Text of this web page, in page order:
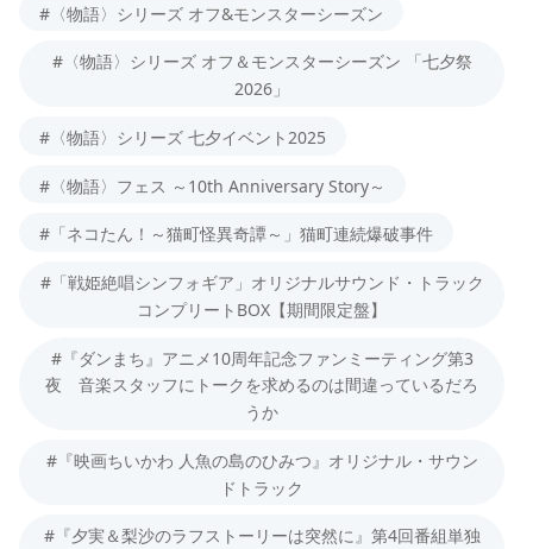
#〈物語〉シリーズ オフ&モンスターシーズン
#〈物語〉シリーズ オフ＆モンスターシーズン 「七夕祭
2026」
#〈物語〉シリーズ 七夕イベント2025
#〈物語〉フェス ～10th Anniversary Story～
#「ネコたん！～猫町怪異奇譚～」猫町連続爆破事件
#「戦姫絶唱シンフォギア」オリジナルサウンド・トラック
コンプリートBOX【期間限定盤】
#『ダンまち』アニメ10周年記念ファンミーティング第3
夜 音楽スタッフにトークを求めるのは間違っているだろ
うか
#『映画ちいかわ 人魚の島のひみつ』オリジナル・サウン
ドトラック
#『夕実＆梨沙のラフストーリーは突然に』第4回番組単独